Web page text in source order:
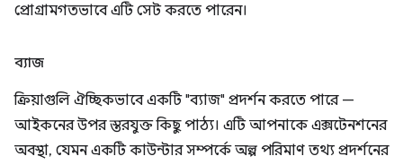
প্রোগ্রামগতভাবে এটি সেট করতে পারেন।
ব্যাজ
ক্রিয়াগুলি ঐচ্ছিকভাবে একটি "ব্যাজ" প্রদর্শন করতে পারে —
আইকনের উপর স্তরযুক্ত কিছু পাঠ্য। এটি আপনাকে এক্সটেনশনের
অবস্থা, যেমন একটি কাউন্টার সম্পর্কে অল্প পরিমাণ তথ্য প্রদর্শনের